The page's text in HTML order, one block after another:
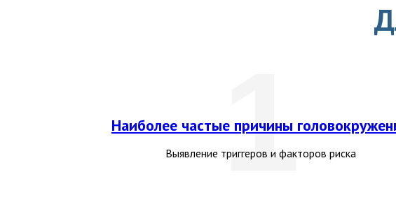
Наиболее частые причины
Выявление триггеров и факторов риска
1